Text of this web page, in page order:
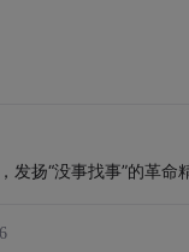
发扬“没事找事”的革命